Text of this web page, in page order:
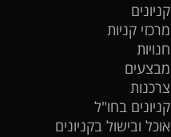
קניונים
מרכזי קניות
חנויות
מבצעים
צרכנות
קניונים בחו"ל
אוכל ובישול בקניונים